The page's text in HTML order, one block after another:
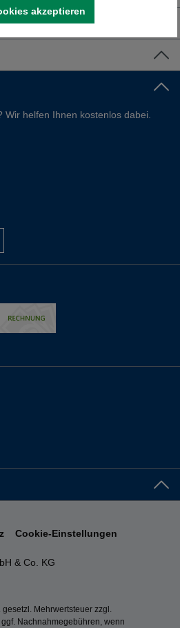
Wir helfen Ihnen kostenlos dabei.
& Co. KG
Cookie-Einstellungen
Mehrwertsteuer zzgl.
Nachnahmegebühren, wenn
akzeptieren